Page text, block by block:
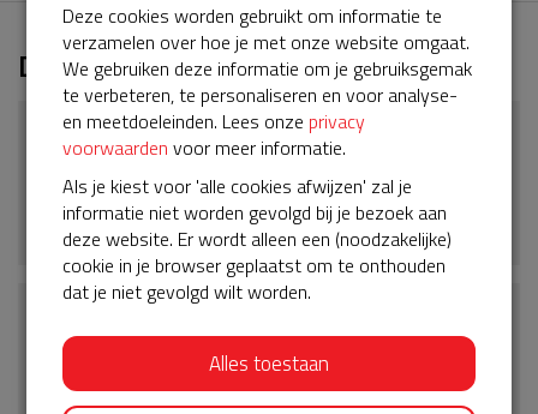
Downloads
Voorwaarden Serviceovereenkomst
ServiceBuurtAED
Download
Algemene Voorwaarden ServiceBuurtAED
Download
Deze cookies worden gebruikt om informatie te
verzamelen over hoe je met onze website omgaat.
We gebruiken deze informatie om je gebruiksgemak
te verbeteren, te personaliseren en voor analyse-
en meetdoeleinden. Lees onze privacy
voorwaarden voor meer informatie.
Als je kiest voor 'alle cookies afwijzen' zal je
informatie niet worden gevolgd bij je bezoek aan
deze website. Er wordt alleen een (noodzakelijke)
cookie in je browser geplaatst om te onthouden
dat je niet gevolgd wilt worden.
Alles toestaan